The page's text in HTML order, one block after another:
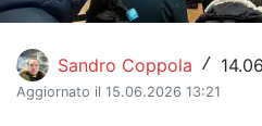
Eventi
Sandro Coppola /
Aggiornato il 15.06.2026 13:21